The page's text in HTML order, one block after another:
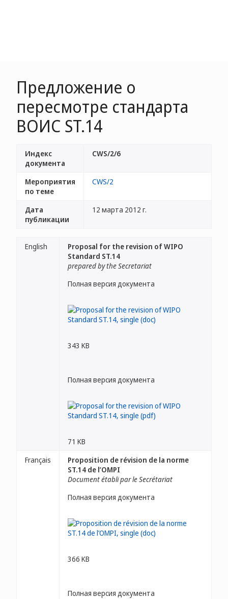
Предложение о
пересмотре стандарта
ВОИС ST.14
Индекс
документа
CWS/2/6
Мероприятия
по теме
CWS/2
Дата
публикации
12 марта 2012 г.
English
Proposal for the revision of WIPO
Standard ST.14
prepared by the Secretariat
Полная версия документа
343 KB
Полная версия документа
71 KB
Français
Proposition de révision de la norme
ST.14 de l’OMPI
Document établi par le Secrétariat
Полная версия документа
366 KB
Полная версия документа